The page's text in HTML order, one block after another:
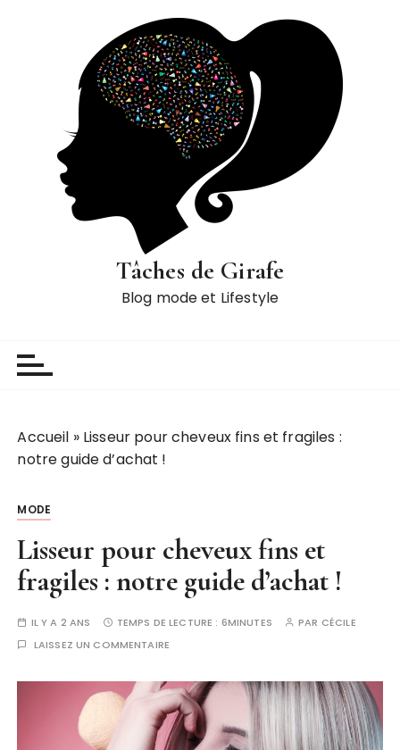
Tâches de Girafe
Blog mode et Lifestyle
Accueil » Lisseur pour cheveux fins et fragiles :
notre guide d’achat !
MODE
Lisseur pour cheveux fins et
fragiles : notre guide d’achat !
IL Y A 2 ANS TEMPS DE LECTURE : 6MINUTES PAR CÉCILE
LAISSEZ UN COMMENTAIRE